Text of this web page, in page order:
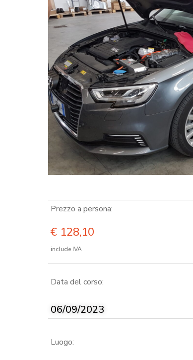
Prezzo a persona:
€ 128,10
include IVA
Data del corso:
06/09/2023
Luogo:
pratico di
carrozzieri
Seminario
sostenibile
GRATUITO
obbligatoria)
Dettaglio Prodotto